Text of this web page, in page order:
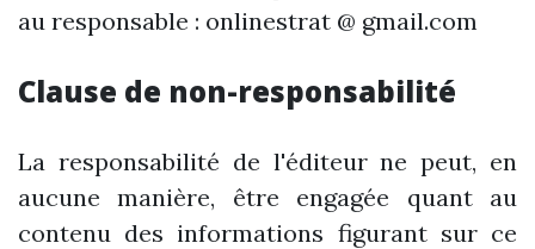
au responsable : onlinestrat @ gmail.com
Clause de non-responsabilité
La responsabilité de l'éditeur ne peut, en
aucune manière, être engagée quant au
contenu des informations figurant sur ce